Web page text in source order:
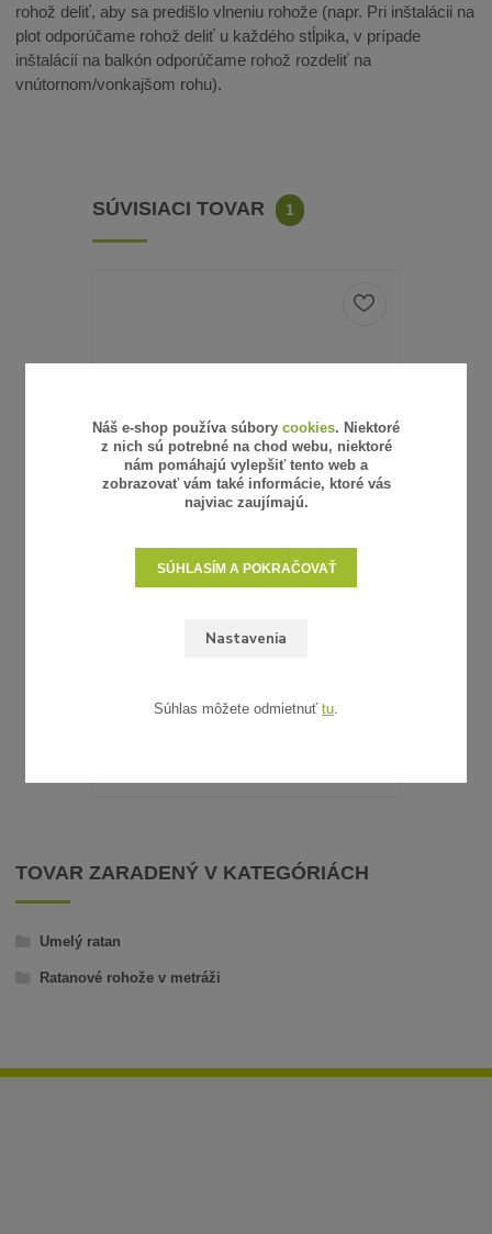
rohož deliť, aby sa predišlo vlneniu rohože (napr. Pri inštalácii na
plot odporúčame rohož deliť u každého stĺpika, v prípade
inštalácií na balkón odporúčame rohož rozdeliť na
vnútornom/vonkajšom rohu).
SÚVISIACI TOVAR 1
UMELÝ RATAN - VZORKA
bez DPH SKLADOM
TOVAR ZARADENÝ V KATEGÓRIÁCH
Umelý ratan
Ratanové rohože v metráži
Náš e-shop používa súbory cookies. Niektoré
z nich sú potrebné na chod webu, niektoré
nám pomáhajú vylepšiť tento web a
zobrazovať vám také informácie, ktoré vás
najviac zaujímajú.
Nastavenia
SÚHLASÍM A POKRAČOVAŤ
Súhlas môžete odmietnuť tu